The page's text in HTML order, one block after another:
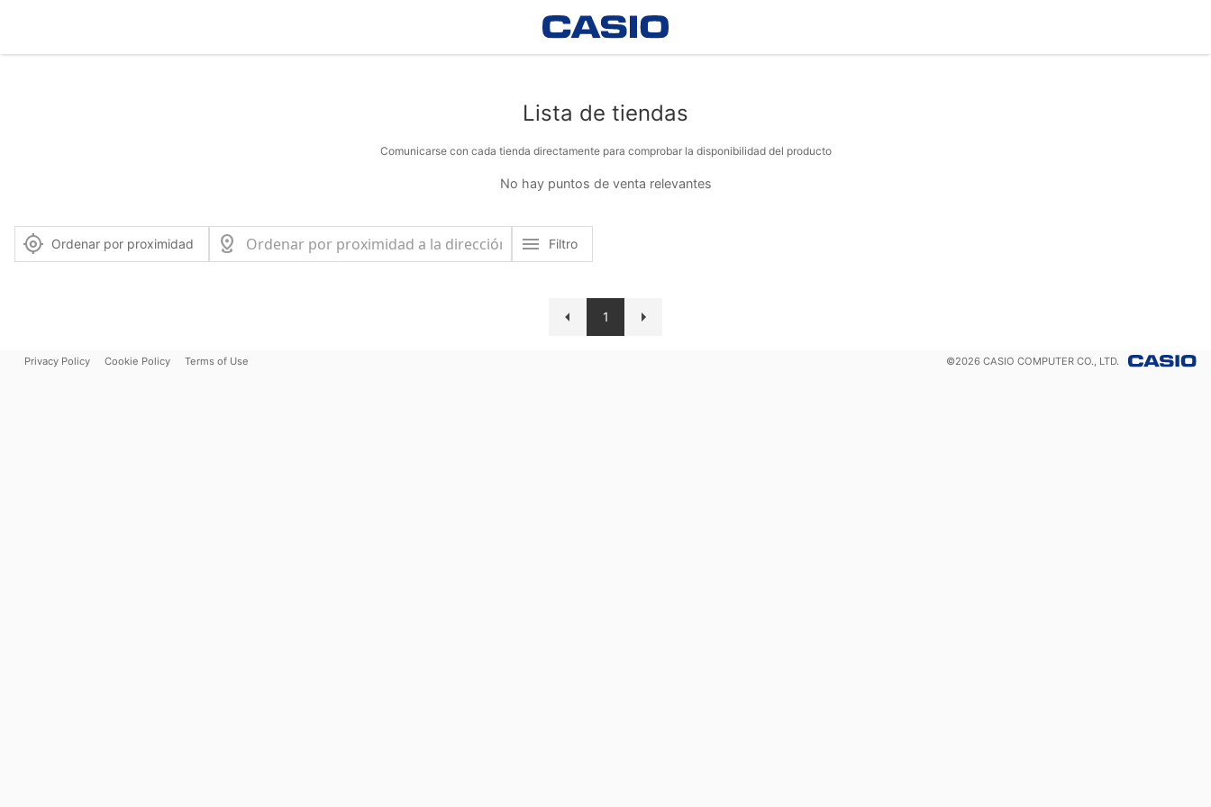
Lista de tiendas
Comunicarse con cada tienda directamente para comprobar la disponibilidad del producto
No hay puntos de venta relevantes
Ordenar por proximidad Filtro
1
Privacy Policy Cookie Policy Terms of Use ©2026 CASIO COMPUTER CO., LTD.